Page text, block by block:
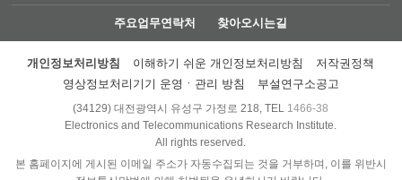
주요업무연락처 찾아오시는길
개인정보처리방침 이해하기 쉬운 개인정보처리방침
저작권정책
영상정보처리기기 운영ㆍ관리 방침
부설연구소공고
(34129) 대전광역시 유성구 가정로 218, TEL 1466-38
Electronics and Telecommunications Research Institute.
All rights reserved.
본 홈페이지에 게시된 이메일 주소가 자동수집되는 것을 거부하며, 이를 위반시